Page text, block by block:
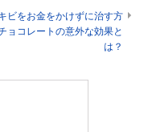
ビをお金をかけずに治す方
ョコレートの意外な効果と
は？